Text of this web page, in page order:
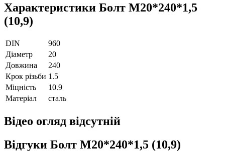
Характеристики Болт М20*240*1,5
(10,9)
DIN
960
Діаметр
20
Довжина
240
Крок різьби 1.5
Міцність
10.9
Матеріал
сталь
Відео огляд відсутній
Відгуки Болт М20*240*1,5 (10,9)